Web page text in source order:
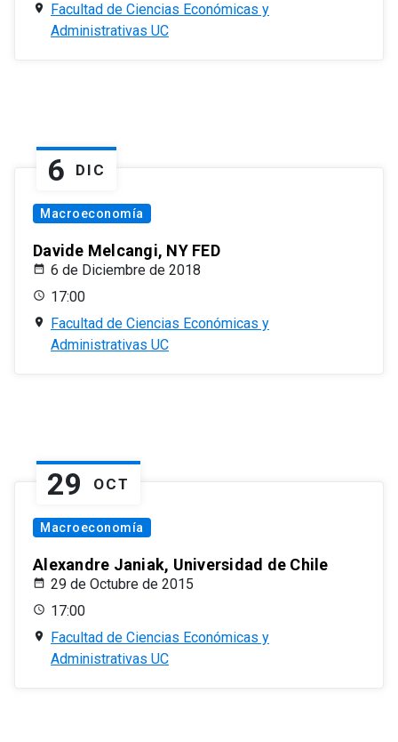
Facultad de Ciencias Económicas y
Administrativas UC
6 DIC
Macroeconomía
Davide Melcangi, NY FED
6 de Diciembre de 2018
17:00
Facultad de Ciencias Económicas y
Administrativas UC
29 OCT
Macroeconomía
Alexandre Janiak, Universidad de Chile
29 de Octubre de 2015
17:00
Facultad de Ciencias Económicas y
Administrativas UC